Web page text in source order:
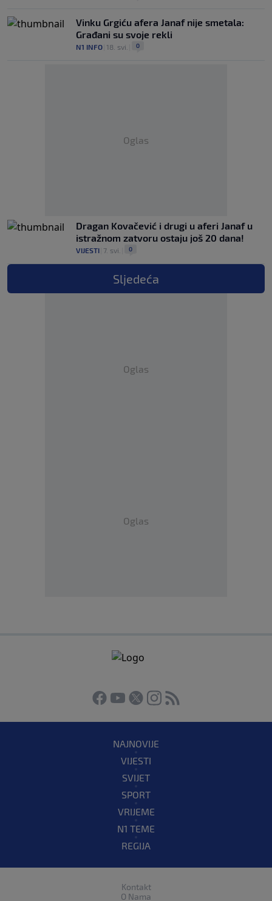
Vinku Grgiću afera Janaf nije smetala:
Građani su svoje rekli
N1 INFO 18. svi. 0
Oglas
Dragan Kovačević i drugi u aferi Janaf u
istražnom zatvoru ostaju još 20 dana!
VIJESTI 7. svi. 0
Sljedeća
Oglas
Oglas
NAJNOVIJE
VIJESTI
SVIJET
SPORT
VRIJEME
N1 TEME
REGIJA
Kontakt
O Nama